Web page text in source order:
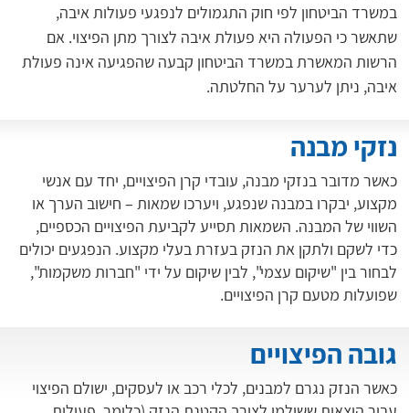
במשרד הביטחון לפי חוק התגמולים לנפגעי פעולות איבה,
שתאשר כי הפעולה היא פעולת איבה לצורך מתן הפיצוי. אם
הרשות המאשרת במשרד הביטחון קבעה שהפגיעה אינה פעולת
איבה, ניתן לערער על החלטתה.
כאשר מדובר בנזקי מבנה, עובדי קרן הפיצויים, יחד עם אנשי
מקצוע, יבקרו במבנה שנפגע, ויערכו שמאות – חישוב הערך או
השווי של המבנה. השמאות תסייע לקביעת הפיצויים הכספיים,
כדי לשקם ולתקן את הנזק בעזרת בעלי מקצוע. הנפגעים יכולים
לבחור בין "שיקום עצמי", לבין שיקום על ידי "חברות משקמות",
שפועלות מטעם קרן הפיצויים.
נזקי מבנה
כאשר הנזק נגרם למבנים, לכלי רכב או לעסקים, ישולם הפיצוי
גובה הפיצויים